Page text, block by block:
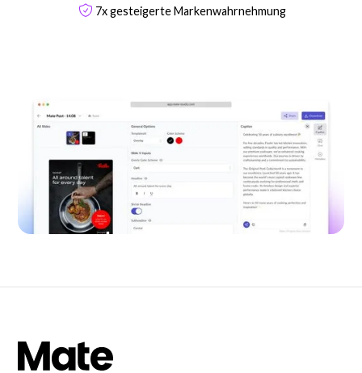
7x gesteigerte Markenwahrnehmung